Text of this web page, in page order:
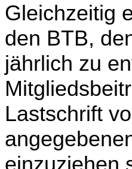
Gleichzeitig
den BTB,
jährlich zu
Lastschrift